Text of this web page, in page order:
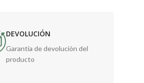
DEVOLUCIÓN
Garantía de devolución del
producto